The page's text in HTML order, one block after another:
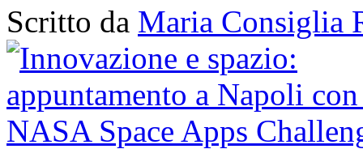
Scritto da Maria Consiglia